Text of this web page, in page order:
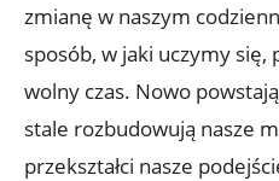
zmianę w naszym
sposób, w jaki uczymy
wolny czas. Nowo
stale rozbudowują nasze
przekształci nasze